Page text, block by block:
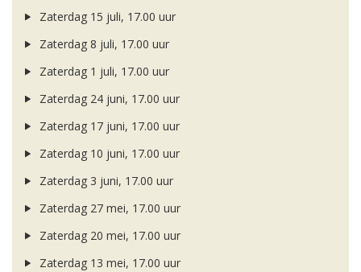
Zaterdag 15 juli, 17.00 uur
Zaterdag 8 juli, 17.00 uur
Zaterdag 1 juli, 17.00 uur
Zaterdag 24 juni, 17.00 uur
Zaterdag 17 juni, 17.00 uur
Zaterdag 10 juni, 17.00 uur
Zaterdag 3 juni, 17.00 uur
Zaterdag 27 mei, 17.00 uur
Zaterdag 20 mei, 17.00 uur
Zaterdag 13 mei, 17.00 uur